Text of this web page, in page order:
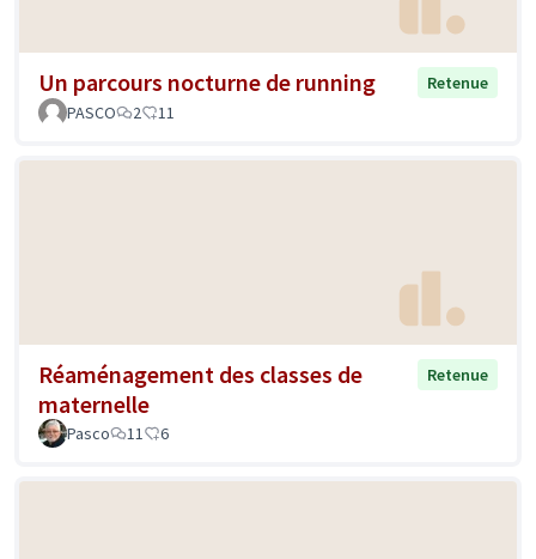
Un parcours nocturne de running
Retenue
PASCO
2 11
Réaménagement des classes de
maternelle
Retenue
Pasco 11 6